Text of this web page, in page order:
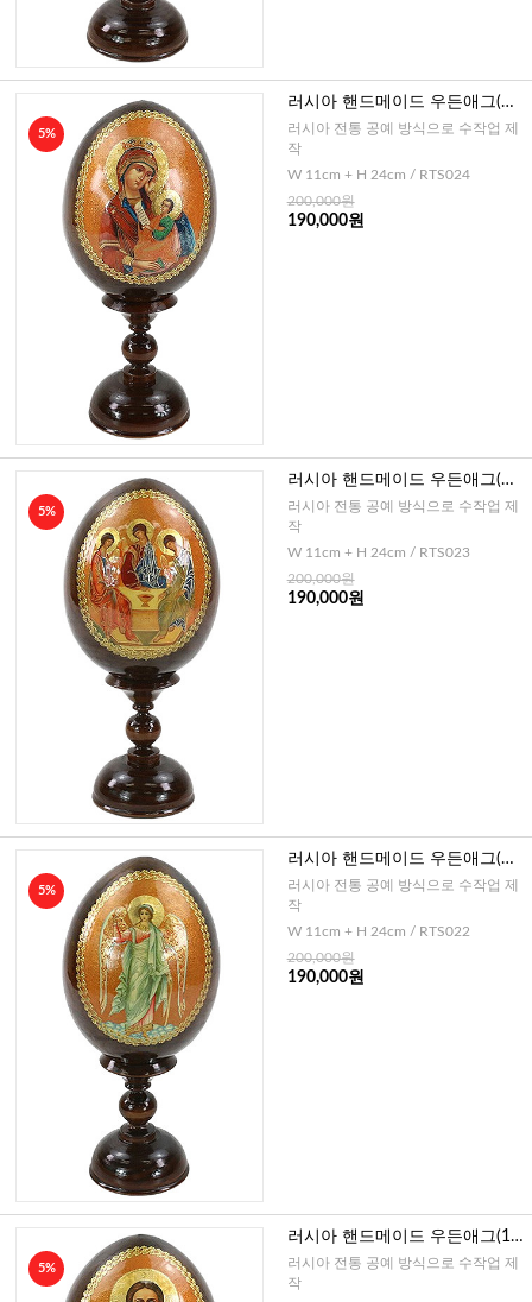
5%
러시아 핸드메이드 우든애그(천
상의 모후)-대
러시아 전통 공예 방식으로 수작업 제
작
W 11cm + H 24cm / RTS024
200,000원
190,000원
5%
러시아 핸드메이드 우든애그(삼
위일체)-대
러시아 전통 공예 방식으로 수작업 제
작
W 11cm + H 24cm / RTS023
200,000원
190,000원
5%
러시아 핸드메이드 우든애그(수
호천사)-대
러시아 전통 공예 방식으로 수작업 제
작
W 11cm + H 24cm / RTS022
200,000원
190,000원
5%
러시아 핸드메이드 우든애그(16
C 그리스도)-대
러시아 전통 공예 방식으로 수작업 제
작